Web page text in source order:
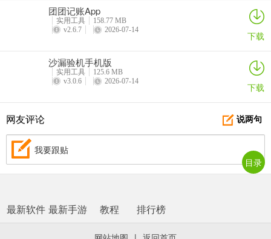
问：软件亮点有哪些？
答：性能轻如羽毛，有无忧应用程序保护、零配置、安装时扫描、按
团团记账App
实用工具
158.77 MB
v2.6.7
2026-07-14 下载
沙漏验机手机版
实用工具
125.6 MB
v3.0.6
2026-07-14 下载
说两句
网友评论
我要跟贴
最新软件 最新手游 教程 排行榜
目录